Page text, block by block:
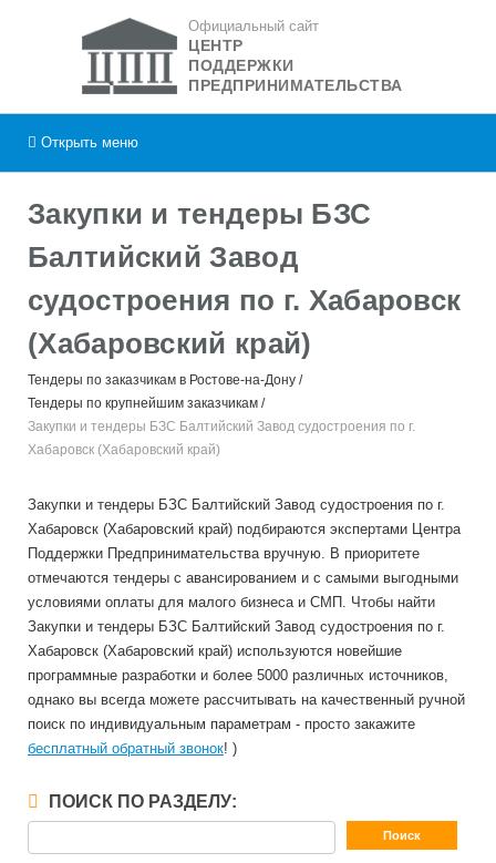
Официальный сайт
ЦЕНТР
ПОДДЕРЖКИ
ПРЕДПРИНИМАТЕЛЬСТВА
Открыть меню
Закупки и тендеры БЗС
Балтийский Завод
судостроения по г. Хабаровск
(Хабаровский край)
Тендеры по заказчикам в Ростове-на-Дону
Тендеры по крупнейшим заказчикам
Закупки и тендеры БЗС Балтийский Завод судостроения по г.
Хабаровск (Хабаровский край)
Закупки и тендеры БЗС Балтийский Завод судостроения по г.
Хабаровск (Хабаровский край) подбираются экспертами Центра
Поддержки Предпринимательства вручную. В приоритете
отмечаются тендеры с авансированием и с самыми выгодными
условиями оплаты для малого бизнеса и СМП. Чтобы найти
Закупки и тендеры БЗС Балтийский Завод судостроения по г.
Хабаровск (Хабаровский край) используются новейшие
программные разработки и более 5000 различных источников,
однако вы всегда можете рассчитывать на качественный ручной
поиск по индивидуальным параметрам - просто закажите
бесплатный обратный звонок! )
ПОИСК ПО РАЗДЕЛУ: